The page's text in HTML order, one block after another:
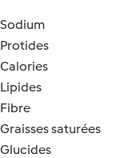
Sodium
Protides
Calories
Lipides
Fibre
Graisses saturées
Glucides